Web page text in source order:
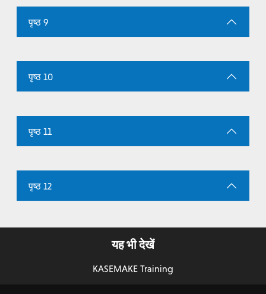
पृष्ठ 9
पृष्ठ 10
पृष्ठ 11
पृष्ठ 12
यह भी देखें
KASEMAKE Training